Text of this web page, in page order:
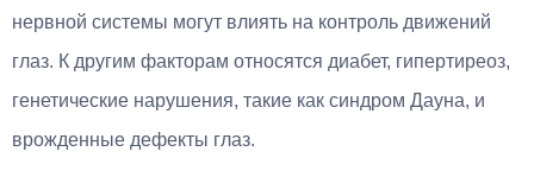
нервной системы могут влиять на контроль движений
глаз. К другим факторам относятся диабет, гипертиреоз,
генетические нарушения, такие как синдром Дауна, и
врожденные дефекты глаз.